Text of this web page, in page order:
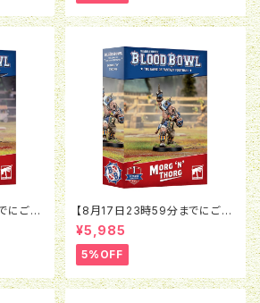
にご予
ル：ラ
【8月17日23時59分までにご予
約で5％OFF】ブラッドボウル：モ
ルグ＝ンソルグ
¥5,985
5%OFF